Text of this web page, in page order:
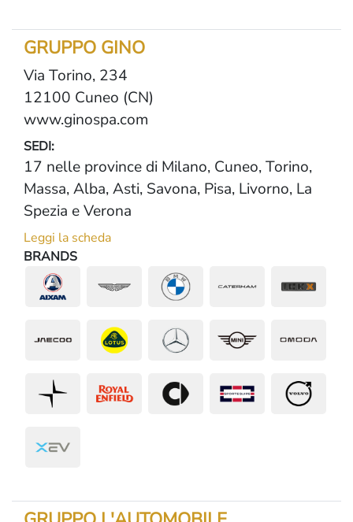
GRUPPO GINO
Via Torino, 234
12100 Cuneo (CN)
www.ginospa.com
SEDI:
17 nelle province di Milano, Cuneo, Torino,
Massa, Alba, Asti, Savona, Pisa, Livorno, La
Spezia e Verona
Leggi la scheda
BRANDS